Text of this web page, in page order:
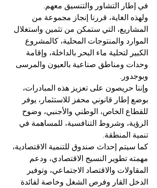
في إطار التشاور والتنسيق معهم.
ولهذه الغاية، قررنا إنجاز مجموعة من
المشاريع، التي ستمكن من تثمين واستغلال
الموارد والمنتوجات المحلية، كالمشروع
الكبير لتحلية ماء البحر بالداخلة، وإقامة
وحدات ومناطق صناعية بالعيون والمرسى
وبوجدور.
وإننا حريصون على تعزيز هذه المبادرات،
بوضع إطار قانوني محفز للاستثمار، يوفر
للقطاع الخاص، الوطني والأجنبي، وضوح
الرؤية، وشروط التنافسية، للمساهمة في
تنمية المنطقة.
كما سيتم إحداث صندوق للتنمية الاقتصادية،
مهمته تطوير النسيج الاقتصادي، ودعم
المقاولات والاقتصاد الاجتماعي، وتوفير
الدخل القار وفرص الشغل وخاصة لفائدة